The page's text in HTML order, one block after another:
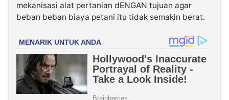
mekanisasi alat pertanian dENGAN tujuan agar
beban beban biaya petani itu tidak semakin berat.